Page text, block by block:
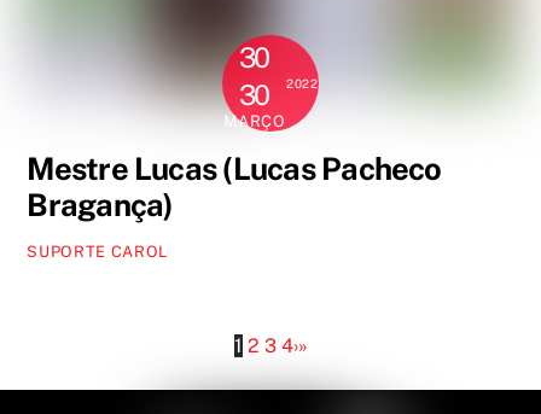
30
30
MARÇO
2022
Mestre Lucas (Lucas Pacheco
Bragança)
SUPORTE CAROL
1 2 3 4›»